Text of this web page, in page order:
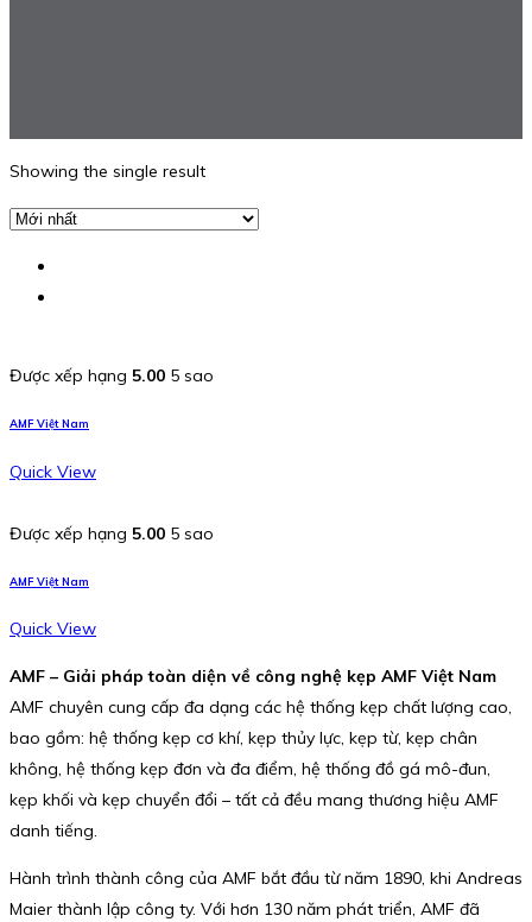
Showing the single result
Được xếp hạng 5.00 5 sao
AMF Việt Nam
Quick View
Được xếp hạng 5.00 5 sao
AMF Việt Nam
Quick View
AMF – Giải pháp toàn diện về công nghệ kẹp AMF Việt Nam
AMF chuyên cung cấp đa dạng các hệ thống kẹp chất lượng cao,
bao gồm: hệ thống kẹp cơ khí, kẹp thủy lực, kẹp từ, kẹp chân
không, hệ thống kẹp đơn và đa điểm, hệ thống đồ gá mô-đun,
kẹp khối và kẹp chuyển đổi – tất cả đều mang thương hiệu AMF
danh tiếng.
Hành trình thành công của AMF bắt đầu từ năm 1890, khi Andreas
Maier thành lập công ty. Với hơn 130 năm phát triển, AMF đã